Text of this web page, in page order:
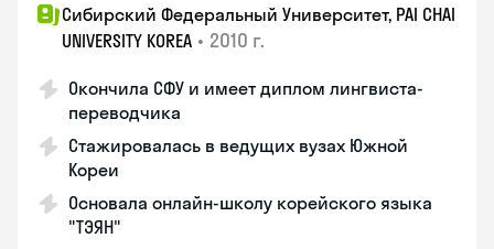
Сибирский Федеральный Университет, PAI CHAI
UNIVERSITY KOREA • 2010 г.
Окончила СФУ и имеет диплом лингвиста-
переводчика
Стажировалась в ведущих вузах Южной
Кореи
Основала онлайн-школу корейского языка
"ТЭЯН"